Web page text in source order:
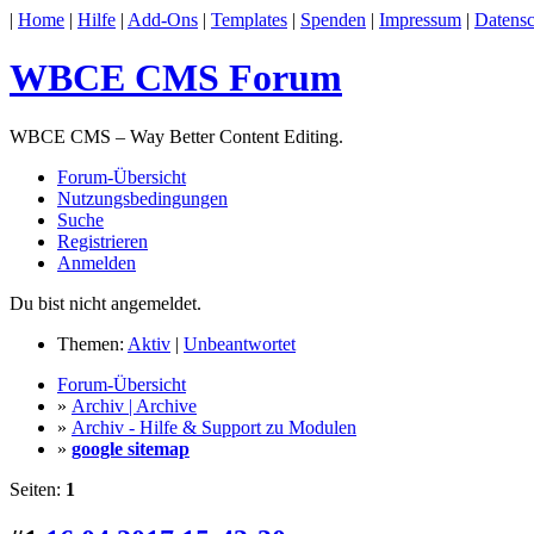
| Home | Hilfe | Add-Ons | Templates | Spenden | Impressum |
WBCE CMS Forum
WBCE CMS – Way Better Content Editing.
Forum-Übersicht
Nutzungsbedingungen
Suche
Registrieren
Anmelden
Du bist nicht angemeldet.
Themen: Aktiv | Unbeantwortet
Forum-Übersicht
» Archiv | Archive
» Archiv - Hilfe & Support zu Modulen
» google sitemap
Seiten: 1